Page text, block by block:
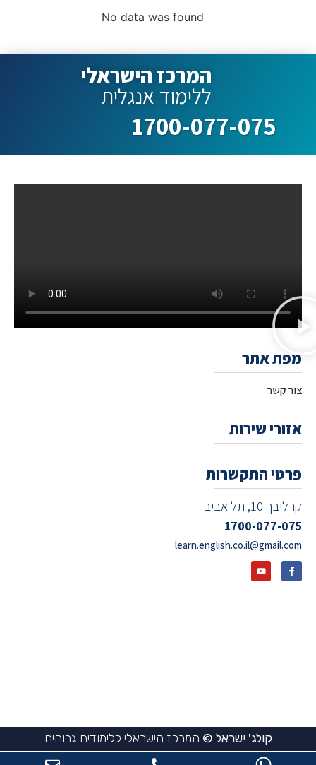
No data was found
המרכז הישראלי
ללימוד אנגלית
1700-077-075
מפת אתר
צור קשר
אזורי שירות
פרטי התקשרות
קרליבך 10, תל אביב
1700-077-075
learn.english.co.il@gmail.com
קולג' ישראל © המרכז הישראלי ללימודים גבוהים